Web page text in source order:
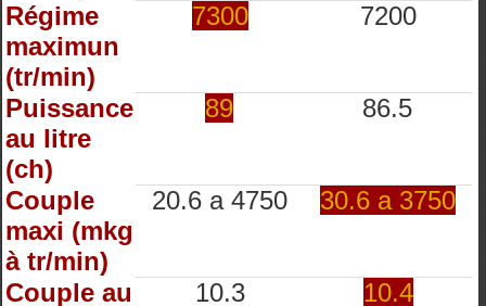
Régime
maximun
(tr/min)
7300 7200
Puissance
au litre
(ch)
89 86.5
Couple
maxi (mkg
à tr/min)
20.6 a 4750 30.6 a 3750
Couple au 10.3 10.4